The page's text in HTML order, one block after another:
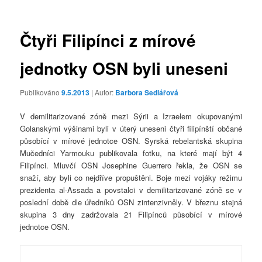
Čtyři Filipínci z mírové
jednotky OSN byli uneseni
Publikováno9.5.2013 | Autor: Barbora Sedlářová
V demilitarizované zóně mezi Sýrii a Izraelem okupovanými
Golanskými výšinami byli v úterý uneseni čtyři filipínští občané
působící v mírové jednotce OSN. Syrská rebelantská skupina
Mučedníci Yarmouku publikovala fotku, na které mají být 4
Filipínci. Mluvčí OSN Josephine Guerrero řekla, že OSN se
snaží, aby byli co nejdříve propuštěni. Boje mezi vojáky režimu
prezidenta al-Assada a povstalci v demilitarizované zóně se v
poslední době dle úředníků OSN zintenzivněly. V březnu stejná
skupina 3 dny zadržovala 21 Filipínců působící v mírové
jednotce OSN.